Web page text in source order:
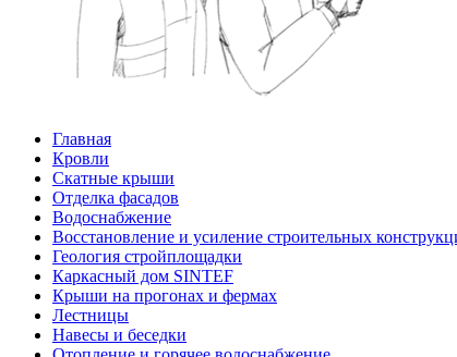
Главная
Кровли
Скатные крыши
Отделка фасадов
Водоснабжение
Восстановление и усиление строительных
Геология стройплощадки
Каркасный дом SINTEF
Крыши на прогонах и фермах
Лестницы
Навесы и беседки